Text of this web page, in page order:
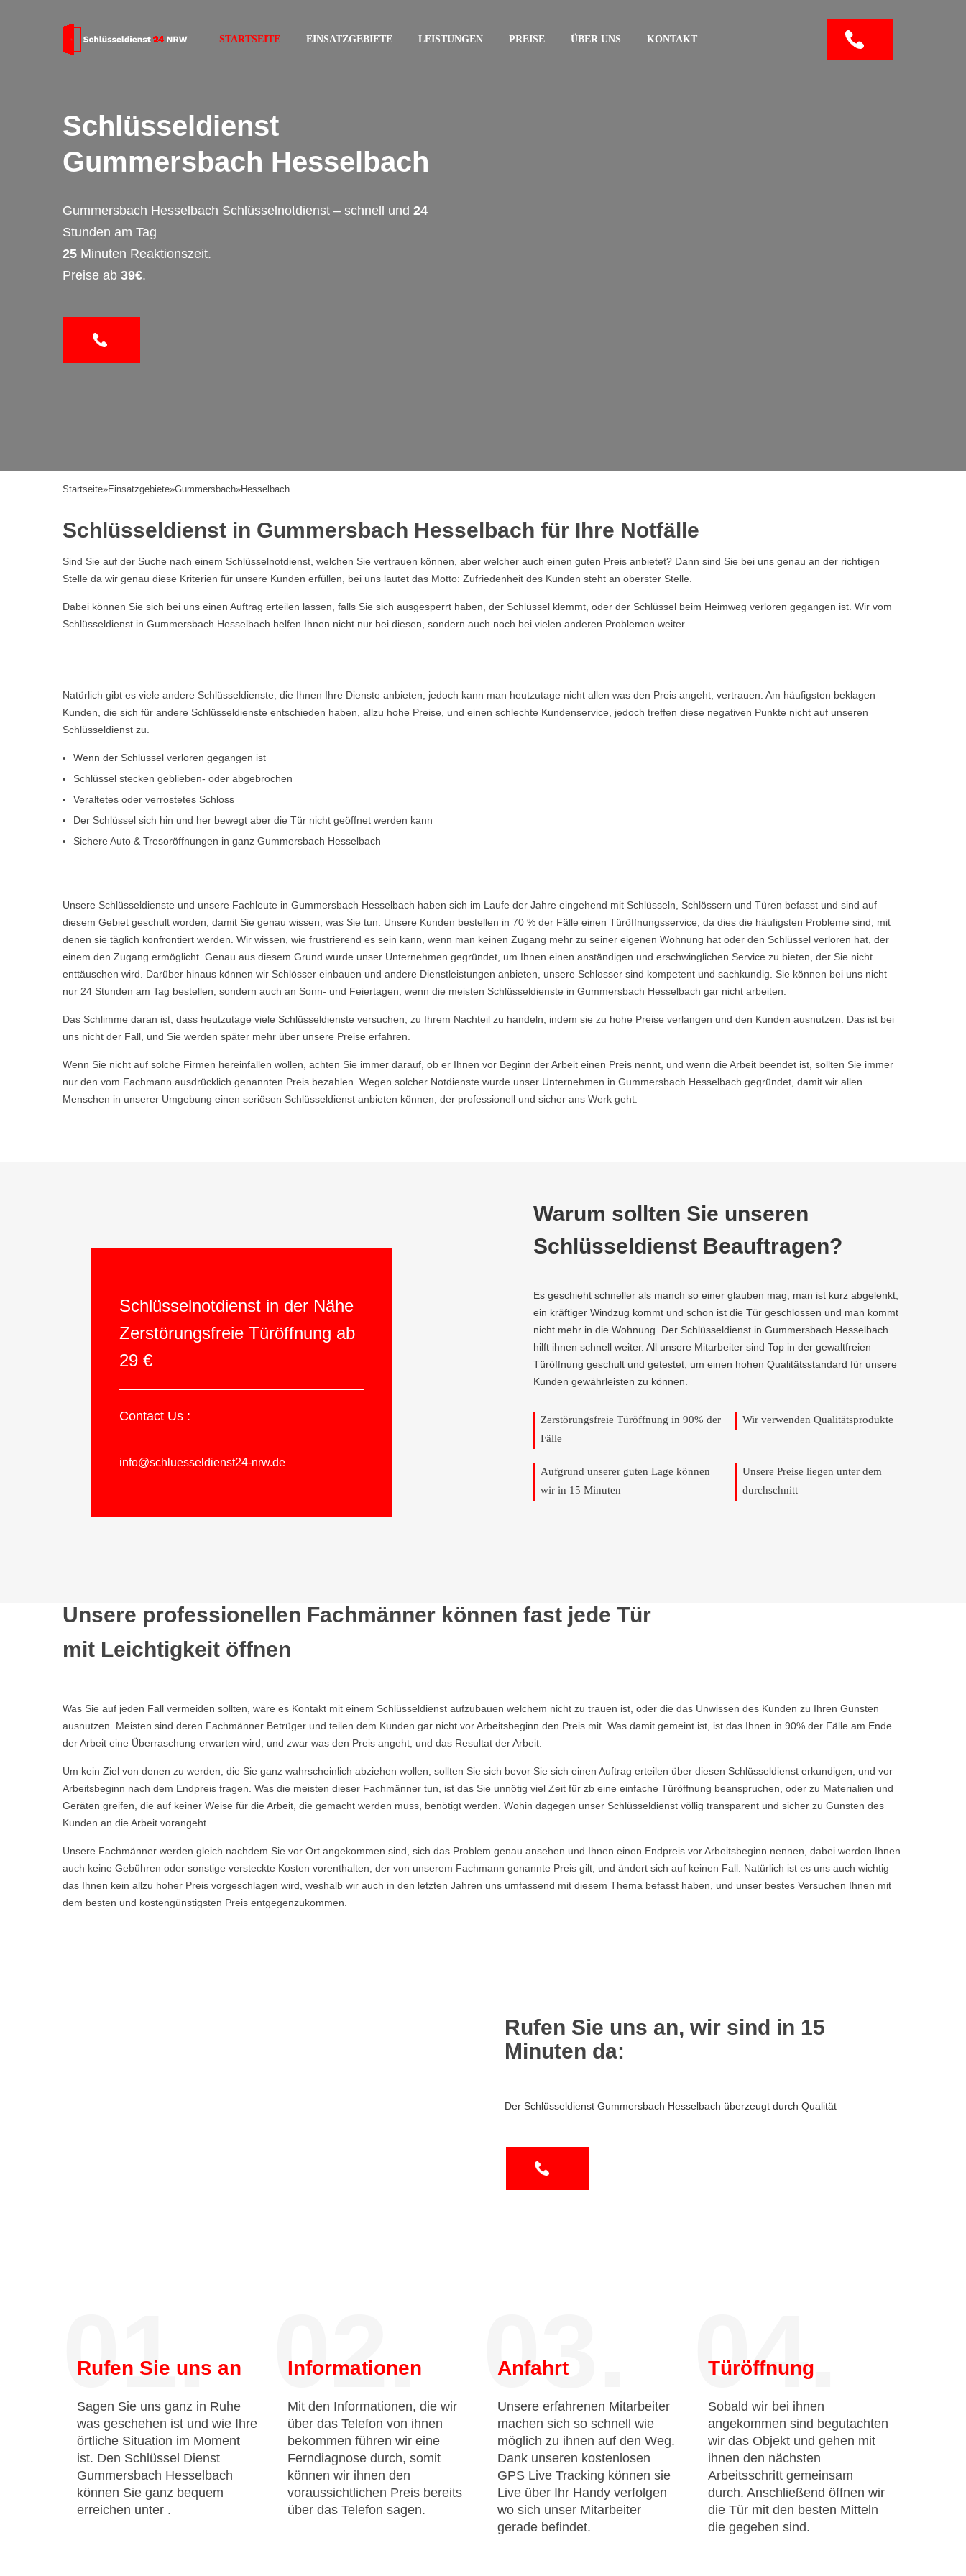
STARTSEITE EINSATZGEBIETE LEISTUNGEN PREISE ÜBER UNS KONTAKT
Schlüsseldienst
Gummersbach Hesselbach
Gummersbach Hesselbach Schlüsselnotdienst – schnell und 24
Stunden am Tag
25 Minuten Reaktionszeit.
Preise ab 39€.
Startseite»Einsatzgebiete»Gummersbach»Hesselbach
Schlüsseldienst in Gummersbach Hesselbach für Ihre Notfälle
Sind Sie auf der Suche nach einem Schlüsselnotdienst, welchen Sie vertrauen können, aber welcher auch einen guten Preis anbietet? Dann sind Sie bei uns genau an der richtigen
Stelle da wir genau diese Kriterien für unsere Kunden erfüllen, bei uns lautet das Motto: Zufriedenheit des Kunden steht an oberster Stelle.
Dabei können Sie sich bei uns einen Auftrag erteilen lassen, falls Sie sich ausgesperrt haben, der Schlüssel klemmt, oder der Schlüssel beim Heimweg verloren gegangen ist. Wir vom
Schlüsseldienst in Gummersbach Hesselbach helfen Ihnen nicht nur bei diesen, sondern auch noch bei vielen anderen Problemen weiter.
Natürlich gibt es viele andere Schlüsseldienste, die Ihnen Ihre Dienste anbieten, jedoch kann man heutzutage nicht allen was den Preis angeht, vertrauen. Am häufigsten beklagen
Kunden, die sich für andere Schlüsseldienste entschieden haben, allzu hohe Preise, und einen schlechte Kundenservice, jedoch treffen diese negativen Punkte nicht auf unseren
Schlüsseldienst zu.
Wenn der Schlüssel verloren gegangen ist
Schlüssel stecken geblieben- oder abgebrochen
Veraltetes oder verrostetes Schloss
Der Schlüssel sich hin und her bewegt aber die Tür nicht geöffnet werden kann
Sichere Auto & Tresoröffnungen in ganz Gummersbach Hesselbach
Unsere Schlüsseldienste und unsere Fachleute in Gummersbach Hesselbach haben sich im Laufe der Jahre eingehend mit Schlüsseln, Schlössern und Türen befasst und sind auf
diesem Gebiet geschult worden, damit Sie genau wissen, was Sie tun. Unsere Kunden bestellen in 70 % der Fälle einen Türöffnungsservice, da dies die häufigsten Probleme sind, mit
denen sie täglich konfrontiert werden. Wir wissen, wie frustrierend es sein kann, wenn man keinen Zugang mehr zu seiner eigenen Wohnung hat oder den Schlüssel verloren hat, der
einem den Zugang ermöglicht. Genau aus diesem Grund wurde unser Unternehmen gegründet, um Ihnen einen anständigen und erschwinglichen Service zu bieten, der Sie nicht
enttäuschen wird. Darüber hinaus können wir Schlösser einbauen und andere Dienstleistungen anbieten, unsere Schlosser sind kompetent und sachkundig. Sie können bei uns nicht
nur 24 Stunden am Tag bestellen, sondern auch an Sonn- und Feiertagen, wenn die meisten Schlüsseldienste in Gummersbach Hesselbach gar nicht arbeiten.
Das Schlimme daran ist, dass heutzutage viele Schlüsseldienste versuchen, zu Ihrem Nachteil zu handeln, indem sie zu hohe Preise verlangen und den Kunden ausnutzen. Das ist bei
uns nicht der Fall, und Sie werden später mehr über unsere Preise erfahren.
Wenn Sie nicht auf solche Firmen hereinfallen wollen, achten Sie immer darauf, ob er Ihnen vor Beginn der Arbeit einen Preis nennt, und wenn die Arbeit beendet ist, sollten Sie immer
nur den vom Fachmann ausdrücklich genannten Preis bezahlen. Wegen solcher Notdienste wurde unser Unternehmen in Gummersbach Hesselbach gegründet, damit wir allen
Menschen in unserer Umgebung einen seriösen Schlüsseldienst anbieten können, der professionell und sicher ans Werk geht.
Schlüsselnotdienst in der Nähe
Zerstörungsfreie Türöffnung ab
29 €
Contact Us :
info@schluesseldienst24-nrw.de
Warum sollten Sie unseren
Schlüsseldienst Beauftragen?
Es geschieht schneller als manch so einer glauben mag, man ist kurz abgelenkt,
ein kräftiger Windzug kommt und schon ist die Tür geschlossen und man kommt
nicht mehr in die Wohnung. Der Schlüsseldienst in Gummersbach Hesselbach
hilft ihnen schnell weiter. All unsere Mitarbeiter sind Top in der gewaltfreien
Türöffnung geschult und getestet, um einen hohen Qualitätsstandard für unsere
Kunden gewährleisten zu können.
Zerstörungsfreie Türöffnung in 90% der
Fälle
Wir verwenden Qualitätsprodukte
Aufgrund unserer guten Lage können
wir in 15 Minuten
Unsere Preise liegen unter dem
durchschnitt
Unsere professionellen Fachmänner können fast jede Tür
mit Leichtigkeit öffnen
Was Sie auf jeden Fall vermeiden sollten, wäre es Kontakt mit einem Schlüsseldienst aufzubauen welchem nicht zu trauen ist, oder die das Unwissen des Kunden zu Ihren Gunsten
ausnutzen. Meisten sind deren Fachmänner Betrüger und teilen dem Kunden gar nicht vor Arbeitsbeginn den Preis mit. Was damit gemeint ist, ist das Ihnen in 90% der Fälle am Ende
der Arbeit eine Überraschung erwarten wird, und zwar was den Preis angeht, und das Resultat der Arbeit.
Um kein Ziel von denen zu werden, die Sie ganz wahrscheinlich abziehen wollen, sollten Sie sich bevor Sie sich einen Auftrag erteilen über diesen Schlüsseldienst erkundigen, und vor
Arbeitsbeginn nach dem Endpreis fragen. Was die meisten dieser Fachmänner tun, ist das Sie unnötig viel Zeit für zb eine einfache Türöffnung beanspruchen, oder zu Materialien und
Geräten greifen, die auf keiner Weise für die Arbeit, die gemacht werden muss, benötigt werden. Wohin dagegen unser Schlüsseldienst völlig transparent und sicher zu Gunsten des
Kunden an die Arbeit vorangeht.
Unsere Fachmänner werden gleich nachdem Sie vor Ort angekommen sind, sich das Problem genau ansehen und Ihnen einen Endpreis vor Arbeitsbeginn nennen, dabei werden Ihnen
auch keine Gebühren oder sonstige versteckte Kosten vorenthalten, der von unserem Fachmann genannte Preis gilt, und ändert sich auf keinen Fall. Natürlich ist es uns auch wichtig
das Ihnen kein allzu hoher Preis vorgeschlagen wird, weshalb wir auch in den letzten Jahren uns umfassend mit diesem Thema befasst haben, und unser bestes Versuchen Ihnen mit
dem besten und kostengünstigsten Preis entgegenzukommen.
Rufen Sie uns an, wir sind in 15
Minuten da:
Der Schlüsseldienst Gummersbach Hesselbach überzeugt durch Qualität
01.
Rufen Sie uns an
Sagen Sie uns ganz in Ruhe
was geschehen ist und wie Ihre
örtliche Situation im Moment
ist. Den Schlüssel Dienst
Gummersbach Hesselbach
können Sie ganz bequem
erreichen unter .
02.
Informationen
Mit den Informationen, die wir
über das Telefon von ihnen
bekommen führen wir eine
Ferndiagnose durch, somit
können wir ihnen den
voraussichtlichen Preis bereits
über das Telefon sagen.
03.
Anfahrt
Unsere erfahrenen Mitarbeiter
machen sich so schnell wie
möglich zu ihnen auf den Weg.
Dank unseren kostenlosen
GPS Live Tracking können sie
Live über Ihr Handy verfolgen
wo sich unser Mitarbeiter
gerade befindet.
04.
Türöffnung
Sobald wir bei ihnen
angekommen sind begutachten
wir das Objekt und gehen mit
ihnen den nächsten
Arbeitsschritt gemeinsam
durch. Anschließend öffnen wir
die Tür mit den besten Mitteln
die gegeben sind.